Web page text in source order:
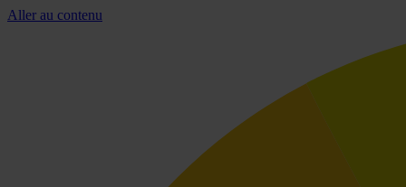
Aller au contenu